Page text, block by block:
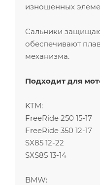
изношенных
Сальники
обеспечивают
механизма.
Подходит для
KTM:
FreeRide 250 15-17
FreeRide 350 12-17
SX85 12-22
SXS85 13-14
BMW: